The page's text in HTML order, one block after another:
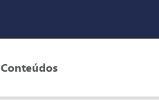
Conteúdos